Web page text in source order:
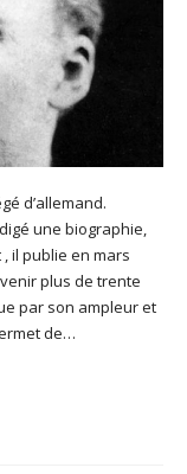
d’allemand.
une biographie,
il publie en mars
plus de trente
par son ampleur et
de…